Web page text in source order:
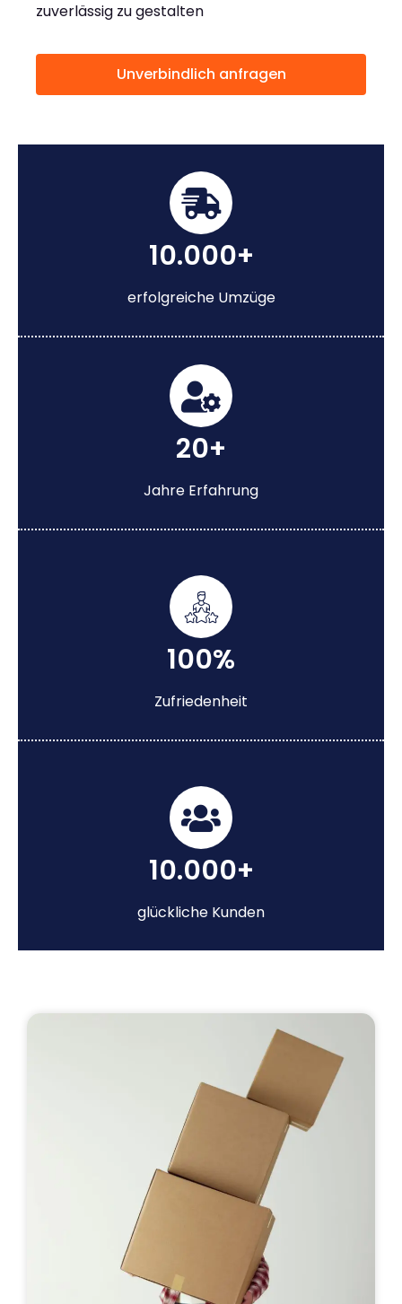
zuverlässig zu gestalten
Unverbindlich anfragen
10.000+
erfolgreiche Umzüge
20+
Jahre Erfahrung
100%
Zufriedenheit
10.000+
glückliche Kunden